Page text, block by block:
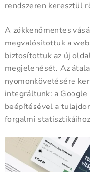
rendszeren keresztül
A zökkenőmentes
megvalósítottuk a
biztosítottuk az új
megjelenését. Az
nyomonkövetésére
integráltunk: a Google
beépítésével a
forgalmi